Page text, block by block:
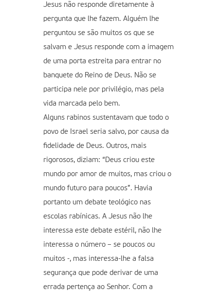
Jesus não responde diretamente à
pergunta que lhe fazem. Alguém lhe
perguntou se são muitos os que se
salvam e Jesus responde com a imagem
de uma porta estreita para entrar no
banquete do Reino de Deus. Não se
participa nele por privilégio, mas pela
vida marcada pelo bem.
Alguns rabinos sustentavam que todo o
povo de Israel seria salvo, por causa da
fidelidade de Deus. Outros, mais
rigorosos, diziam: “Deus criou este
mundo por amor de muitos, mas criou o
mundo futuro para poucos”. Havia
portanto um debate teológico nas
escolas rabínicas. A Jesus não lhe
interessa este debate estéril, não lhe
interessa o número – se poucos ou
muitos -, mas interessa-lhe a falsa
segurança que pode derivar de uma
errada pertença ao Senhor. Com a